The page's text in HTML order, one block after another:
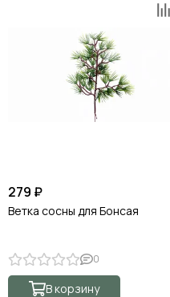
279 ₽
Ветка сосны для Бонсая
0
В корзину